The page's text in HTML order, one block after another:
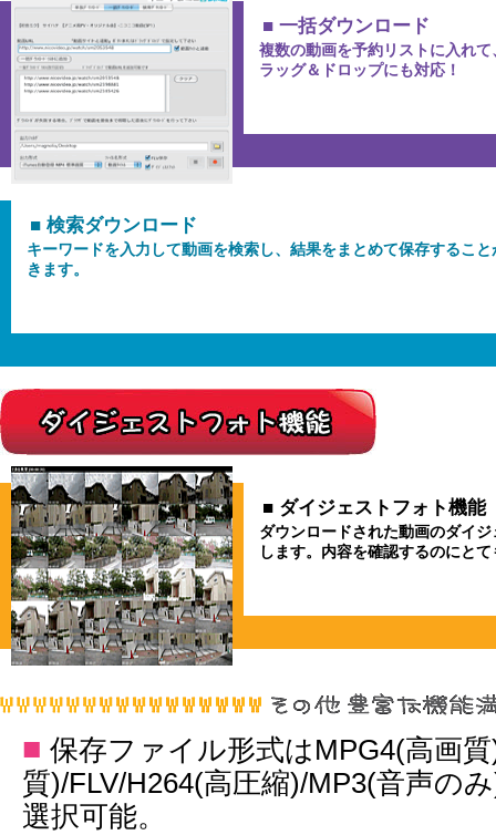
■ 一括ダウンロード
複数の動画を予約リストに入れ
ラッグ＆ドロップにも対応！
■ 検索ダウンロード
キーワードを入力して動画を検索し、結果をまとめて保存すること
きます。
■ ダイジェストフォト機能
ダウンロードされた動画のダイ
します。内容を確認するのにと
■ 保存ファイル形式はMPG4(高画
質)/FLV/H264(高圧縮)/MP3(音声の
選択可能。